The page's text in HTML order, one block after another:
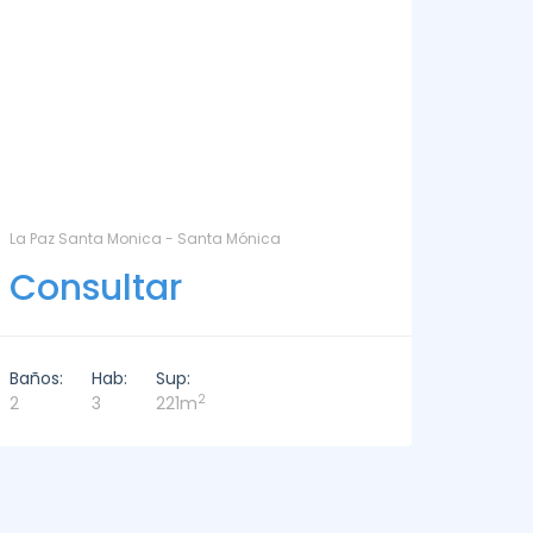
DEPARTAMENTO EN ALQUILER - DELAMAR 209 - La
Consultar
Baños:
Hab:
Sup: